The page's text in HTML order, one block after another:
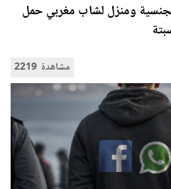
ومنزل لشاب مغربي حمل
2219 مشاهدة